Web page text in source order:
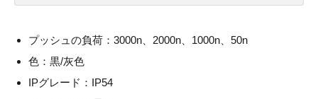
プッシュの負荷：3000n、2000n、1000n、50n
色：黒/灰色
IPグレード：IP54